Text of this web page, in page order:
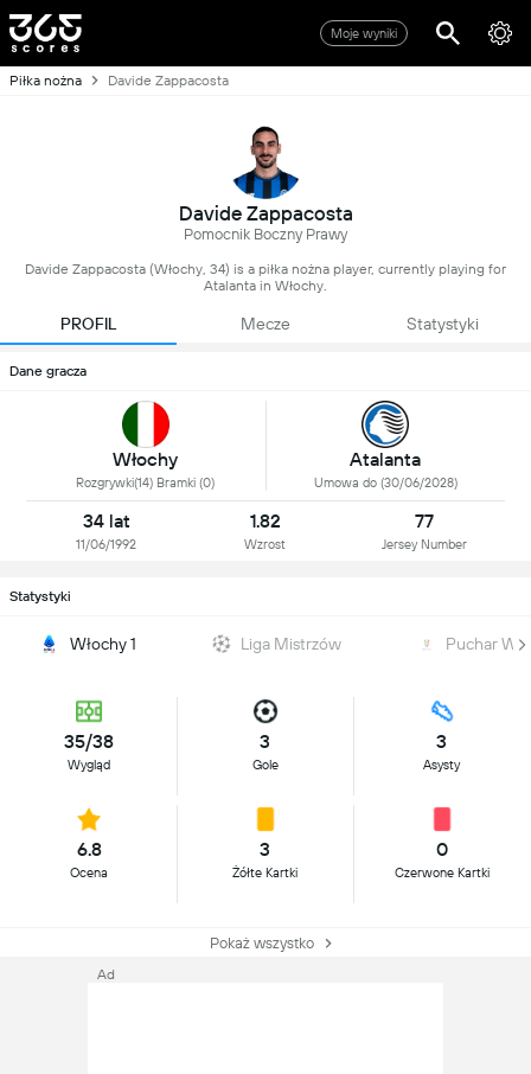
Moje wyniki
Piłka nożna Davide Zappacosta
Davide Zappacosta
Pomocnik Boczny Prawy
Davide Zappacosta (Włochy, 34) is a piłka nożna player, currently playing for
Atalanta in Włochy.
PROFIL Mecze Statystyki
Dane gracza
Włochy
Rozgrywki(14) Bramki (0)
Atalanta
Umowa do (30/06/2028)
34 lat
11/06/1992
1.82
Wzrost
77
Jersey Number
Statystyki
Włochy 1 Liga Mistrzów Puchar
35/38
Wygląd
3
Gole
3
Asysty
6.8
Ocena
3
Żółte Kartki
0
Czerwone Kartki
Pokaż wszystko
Ad